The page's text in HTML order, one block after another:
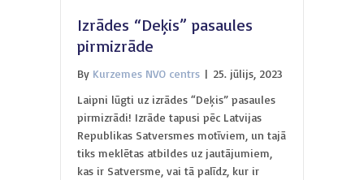
Izrādes “Deķis” pasaules
pirmizrāde
By Kurzemes NVO centrs | 25. jūlijs, 2023
Laipni lūgti uz izrādes “Deķis” pasaules
pirmizrādi! Izrāde tapusi pēc Latvijas
Republikas Satversmes motīviem, un tajā
tiks meklētas atbildes uz jautājumiem,
kas ir Satversme, vai tā palīdz, kur ir